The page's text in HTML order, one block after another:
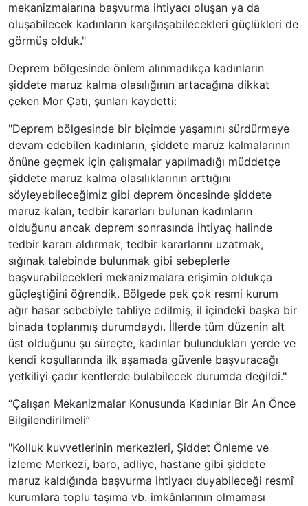
mekanizmalarına başvurma ihtiyacı oluşan ya da
oluşabilecek kadınların karşılaşabilecekleri güçlükleri de
görmüş olduk."
Deprem bölgesinde önlem alınmadıkça kadınların
şiddete maruz kalma olasılığının artacağına dikkat
çeken Mor Çatı, şunları kaydetti:
"Deprem bölgesinde bir biçimde yaşamını sürdürmeye
devam edebilen kadınların, şiddete maruz kalmalarının
önüne geçmek için çalışmalar yapılmadığı müddetçe
şiddete maruz kalma olasılıklarının arttığını
söyleyebileceğimiz gibi deprem öncesinde şiddete
maruz kalan, tedbir kararları bulunan kadınların
olduğunu ancak deprem sonrasında ihtiyaç halinde
tedbir kararı aldırmak, tedbir kararlarını uzatmak,
sığınak talebinde bulunmak gibi sebeplerle
başvurabilecekleri mekanizmalara erişimin oldukça
güçleştiğini öğrendik. Bölgede pek çok resmi kurum
ağır hasar sebebiyle tahliye edilmiş, il içindeki başka bir
binada toplanmış durumdaydı. İllerde tüm düzenin alt
üst olduğunu şu süreçte, kadınlar bulundukları yerde ve
kendi koşullarında ilk aşamada güvenle başvuracağı
yetkiliyi çadır kentlerde bulabilecek durumda değildi."
“Çalışan Mekanizmalar Konusunda Kadınlar Bir An Önce
Bilgilendirilmeli”
"Kolluk kuvvetlerinin merkezleri, Şiddet Önleme ve
İzleme Merkezi, baro, adliye, hastane gibi şiddete
maruz kaldığında başvurma ihtiyacı duyabileceği resmî
kurumlara toplu taşıma vb. imkânlarının olmaması